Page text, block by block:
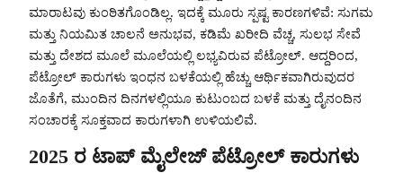
ಮಾರಾಟವು ಕುಂಠಿತಗೊಂಡಿಲ್ಲ. ಇದಕ್ಕೆ ಮೂರು ಸ್ಪಷ್ಟ ಕಾರಣಗಳಿವೆ: ಸುಗಮ
ಮತ್ತು ನಿಯಮಿತ ಚಾಲನೆ ಅನುಭವ, ಕಡಿಮೆ ಖರೀದಿ ವೆಚ್ಚ, ಸುಲಭ ಸೇವೆ
ಮತ್ತು ದೇಶದ ಮೂಲೆ ಮೂಲೆಯಲ್ಲಿ ಲಭ್ಯವಿರುವ ಪೆಟ್ರೋಲ್. ಆದ್ದರಿಂದ,
ಪೆಟ್ರೋಲ್ ಕಾರುಗಳು ಇಂಧನ ಬಳಕೆಯಲ್ಲಿ ಹೆಚ್ಚು ಆರ್ಥಿಕವಾಗಿರುವುದರ
ಜೊತೆಗೆ, ಮುಂದಿನ ದಿನಗಳಲ್ಲಿಯೂ ಕುಟುಂಬದ ಬಳಕೆ ಮತ್ತು ದೈನಂದಿನ
ಸಂಚಾರಕ್ಕೆ ಸೂಕ್ತವಾದ ಕಾರುಗಳಾಗಿ ಉಳಿಯಲಿವೆ.
2025 ರ ಟಾಪ್ ಮೈಲೇಜ್ ಪೆಟ್ರೋಲ್ ಕಾರುಗಳು